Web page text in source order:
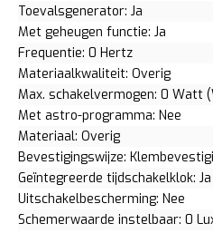
Toevalsgenerator: Ja
Met geheugen functie: Ja
Frequentie: 0 Hertz
Materiaalkwaliteit: Overig
Max. schakelvermogen: 0 Watt
Met astro-programma: Nee
Materiaal: Overig
Bevestigingswijze:
Geïntegreerde tijdschakelklok: Ja
Uitschakelbescherming: Nee
Schemerwaarde instelbaar: 0